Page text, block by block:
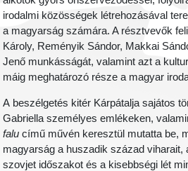
irodalmi közösségek létrehozásával
a magyarság számára. A résztvevők
Károly, Reményik Sándor, Makkai
Jenő munkásságát, valamint azt a
máig meghatározó része a magyar
A beszélgetés kitér Kárpátalja sajátos
Gabriella személyes emlékeken,
falu című művén keresztül mutatta be,
magyarság a huszadik század viharait,
szovjet időszakot és a kisebbségi lét